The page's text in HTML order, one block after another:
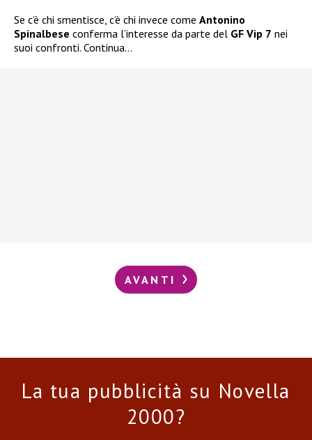
Se c’è chi smentisce, c’è chi invece come Antonino
Spinalbese conferma l’interesse da parte del GF Vip 7 nei
suoi confronti. Continua…
AVANTI
La tua pubblicità su Novella
2000?